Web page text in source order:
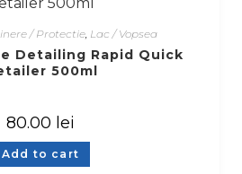
/ Protectie, Lac / Vopsea
Detailing Rapid Quick
500ml
80.00 lei
Add to cart